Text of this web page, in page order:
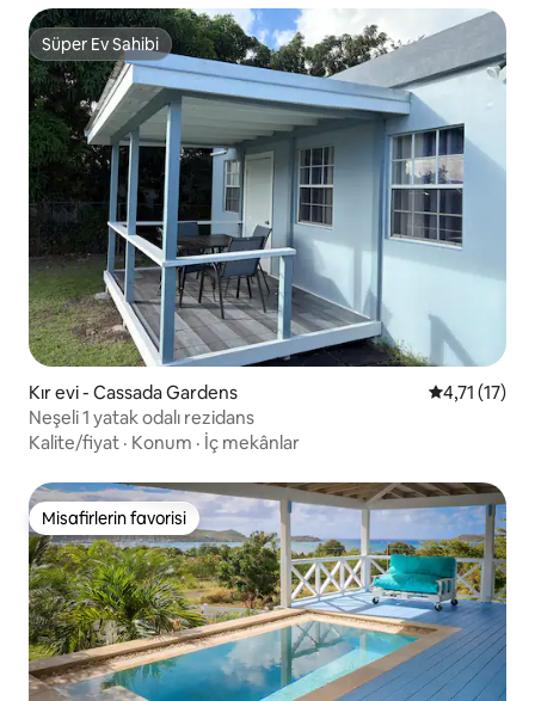
Süper Ev Sahibi
Süper Ev Sahibi
Kır evi - Cassada Gardens 5 üzerinden
4,71 (17)
Neşeli 1 yatak odalı rezidans
Kalite/fiyat · Konum · İç mekânlar
Misafirlerin favorisi
Misafirlerin favorisi